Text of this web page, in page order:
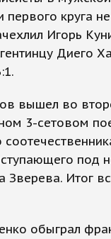
первого круга
Игорь
Диего
вышел во
3-сетовом
под
Итог
обыграл